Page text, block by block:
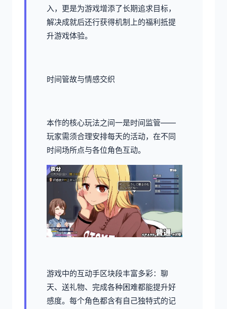
入​​，更是为游戏增添了长期追求目标，
解决成就后还行获得机制上的福利抵提
升游戏体验。
时间管故与情感交织
本作的核心玩法之间一是时间监管——
玩家需须合理安排每天的活动，在不同
时间场所点与各位角色互动。
游戏中的​​互动手区块段丰富多彩​​：聊
天、送礼物、完成各种困难都能提升好
感度。每个角色都含有自己独特式的记